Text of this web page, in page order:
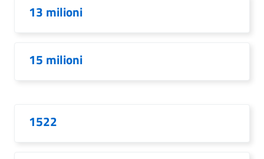
13 milioni
15 milioni
1522